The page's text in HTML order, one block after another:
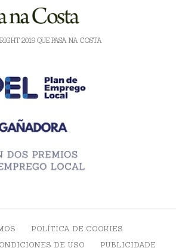
2019 QUE PASA NA COSTA
POLÍTICA DE COOKIES
DE USO
PUBLICIDADE